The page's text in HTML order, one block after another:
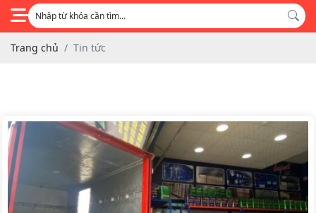
Trang chủ Tin tức